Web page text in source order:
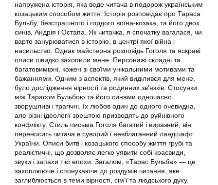
напружена історія, яка веде читача в подорож українським
козацьким способом життя. Історія розповідає про Тараса
Бульбу, безстрашного і гордого воїна-козака, та його двох
синів, Андрія і Остапа. Як читачка, я спочатку вагалася, чи
варто занурюватися в історію, в центрі якої війна і
насильство. Однак майстерна розповідь Гоголя та яскраві
описи швидко захопили мене. Персонажі складні та
багатовимірні, кожен зі своїми унікальними мотивами та
бажаннями. Одним з аспектів, який виділився для мене,
було дослідження вірності та родинних зв’язків. Стосунки
між Тарасом Бульбою та його синами одночасно
зворушливі і трагічні. Їх любов один до одного очевидна,
але різні ідеології зрештою призводять до руйнівного
конфлікту. Стиль письма Гоголя багатий і виразний, він
переносить читача в суворий і невблаганний ландшафт
України. Описи битв і козацького способу життя грубі та
реалістичні, що дозволяє легко уявити собі краєвиди,
звуки і запахи тієї епохи. Загалом, «Тарас Бульба» — це
захоплююче і спонукаюче до роздумів читання, яке
заглиблюється в теми вірності, сім’ї та людського духу.